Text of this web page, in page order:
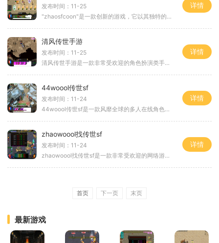
发布时间：11-25
"zhaosfcoon"是一款创新的游戏，它以其独特的玩法和精美的画面吸引了大量的玩家。这款游戏将玩家带入了一个神秘的世界，在这个世界里，你可以扮演不同的角色，体验各种刺激的冒险
详情
清风传世手游
发布时间：11-25
清风传世手游是一款非常受欢迎的角色扮演类手游。游戏采用了精美的画面和丰富的游戏内容，给玩家带来了极高的游戏体验你将扮演一位英雄勇者，与众多玩家一起征战沙场，探索未
详情
44woool传世sf
发布时间：11-24
44woool传世sf是一款风靡全球的多人在线角色扮演游戏，于xx年发布。作为传世系列的续作，游戏延续了经典的玩法和丰富的游戏内容，为玩家们带来了全新的游戏体验。在44woool传世sf中，
详情
zhaowoool找传世sf
发布时间：11-24
zhaowoool找传世sf是一款非常受欢迎的网络游戏，它以传世sf为背景，为玩家们提供了一个精彩纷呈的游戏世界。在这个虚拟的世界中，玩家可以体验到传奇世界的刺激与乐趣。下面将为大
详情
首页 下一页 末页
最新游戏